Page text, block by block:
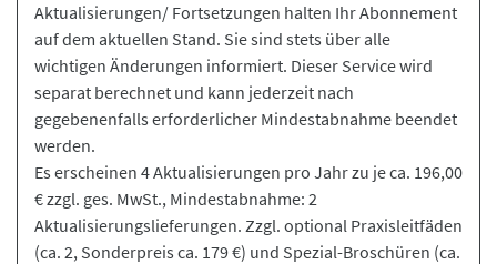
Aktualisierungen/ Fortsetzungen halten Ihr Abonnement
auf dem aktuellen Stand. Sie sind stets über alle
wichtigen Änderungen informiert. Dieser Service wird
separat berechnet und kann jederzeit nach
gegebenenfalls erforderlicher Mindestabnahme beendet
werden.
Es erscheinen 4 Aktualisierungen pro Jahr zu je ca. 196,00
€ zzgl. ges. MwSt., Mindestabnahme: 2
Aktualisierungslieferungen. Zzgl. optional Praxisleitfäden
(ca. 2, Sonderpreis ca. 179 €) und Spezial-Broschüren (ca.